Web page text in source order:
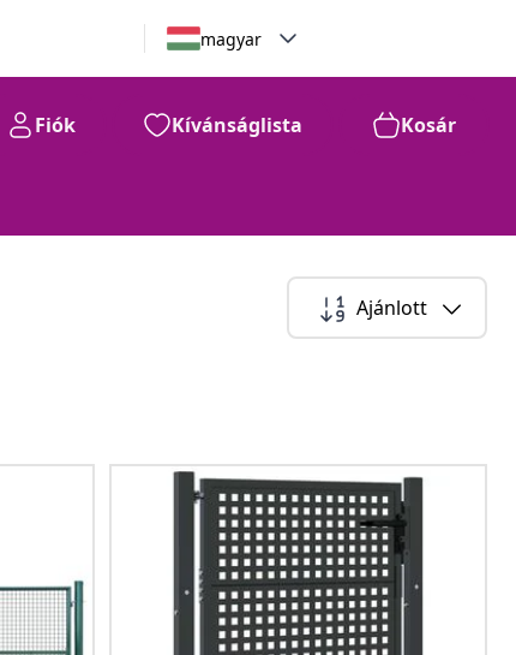
magyar
Fiók Kívánságlista Kosár
Ajánlott